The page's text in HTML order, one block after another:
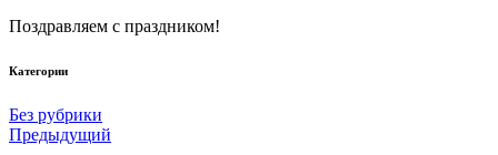
Поздравляем с праздником!
Категории
Без рубрики
Предыдущий